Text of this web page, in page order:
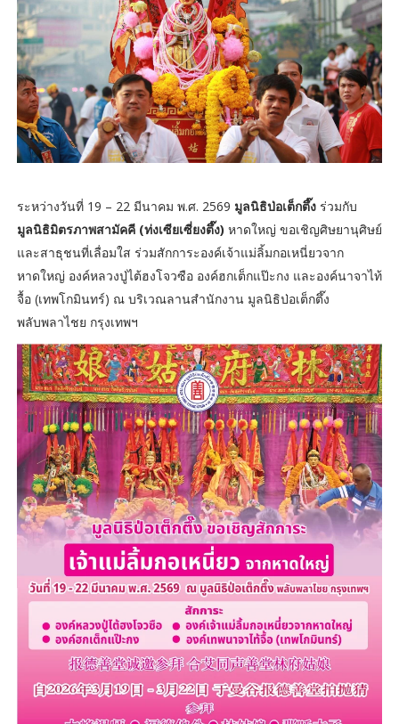
ระหว่างวันที่ 19 – 22 มีนาคม พ.ศ. 2569 มูลนิธิป่อเต็กตึ๊งร่วมกับ
มูลนิธิมิตรภาพสามัคคี (ท่งเซียเซี่ยงตึ๊ง) หาดใหญ่ ขอเชิญศิษยานุศิษย์
และสาธุชนที่เลื่อมใส ร่วมสักการะองค์เจ้าแม่ลิ้มกอเหนี่ยวจาก
หาดใหญ่ องค์หลวงปู่ไต้ฮงโจวซือ องค์ฮกเต็กแป๊ะกง และองค์นาจาไท้
จื้อ (เทพโกมินทร์) ณ บริเวณลานสำนักงาน มูลนิธิป่อเต็กตึ๊ง
พลับพลาไชย กรุงเทพฯ